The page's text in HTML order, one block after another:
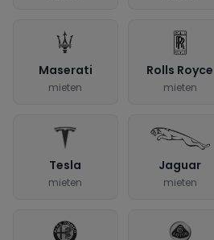
Maserati
mieten
Rolls Royce
mieten
Tesla
mieten
Jaguar
mieten